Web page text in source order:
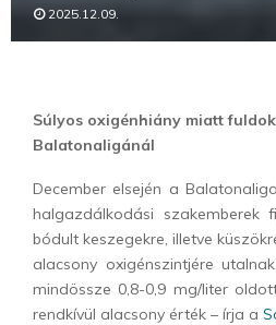
2025.12.09.
Súlyos oxigénhiány miatt
Balatonaligánál
December elsején a
halgazdálkodási
bódult keszegekre, illetve
alacsony oxigénszintjére
mindössze 0,8-0,9 mg/liter
rendkívül alacsony érték – írja a